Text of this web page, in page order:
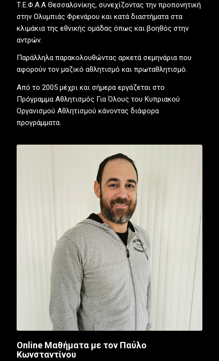
Τ.Ε.Φ.Α.Α Θεσσαλονίκης, συνεχίζοντας την προπονητική
στην Ολυμπιάς Φρενάρου και κατά διαστήματα στα
κλιμάκια της εθνικής ομάδας όπως και βοηθός στην
αντρών.
Παράλληλα παρακολουθώντας αρκετά σεμηνάρια που
αφορούν τον μαζικό αθλητισμό και πρωταθλητισμό.
Από το 2005 μέχρι και σήμερα εργάζεται στο
Πρόγραμμα Αθλητισμός Για Όλους του Κυπριακού
Οργανισμού Αθλητισμού κάνοντας διάφορα
προγράμματα.
Οnline Μαθήματα με τον Παύλο
Κωνσταντίνου